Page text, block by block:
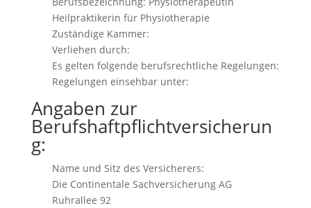
Heilpraktikerin für Physiotherapie
Zuständige Kammer:
Verliehen durch:
Es gelten folgende berufsrechtliche Regelungen:
Regelungen einsehbar unter:
Angaben zur
Berufshaftpflichtversicherun
g:
Name und Sitz des Versicherers:
Die Continentale Sachversicherung AG
Ruhrallee 92